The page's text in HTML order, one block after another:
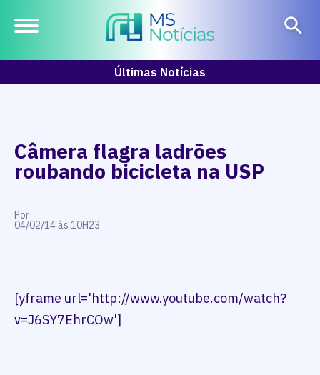
Últimas Notícias
Câmera flagra ladrões
roubando bicicleta na USP
Por
04/02/14 às 10H23
[yframe url='http://www.youtube.com/watch?
v=J6SY7EhrCOw']